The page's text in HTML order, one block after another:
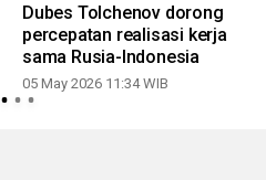
Dubes Tolchenov dorong
percepatan realisasi kerja
sama Rusia-Indonesia
05 May 2026 11:34 WIB